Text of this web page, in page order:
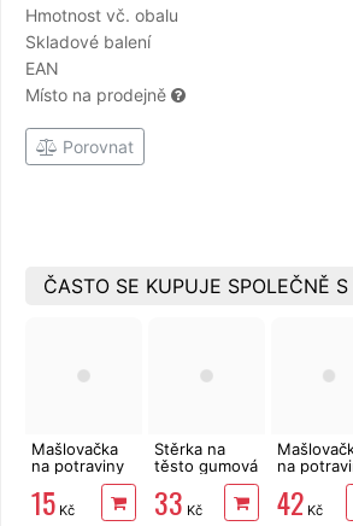
Hmotnost vč. obalu
Skladové balení
EAN
Místo na prodejně
Porovnat
ČASTO SE KUPUJE SPOLEČNĚ S
Mašlovačka
na potraviny
LUX plochá
15 Kč
Stěrka na
těsto gumová
33 Kč
na
střední 21
42 Kč